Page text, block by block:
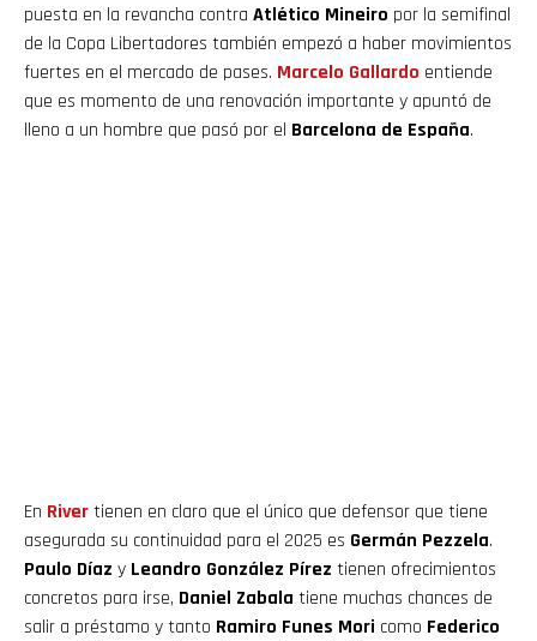
puesta en la revancha contra Atlético Mineiro por la semifinal
de la Copa Libertadores también empezó a haber movimientos
fuertes en el mercado de pases. Marcelo Gallardo entiende
que es momento de una renovación importante y apuntó de
lleno a un hombre que pasó por el Barcelona de España.
En Rivertienen en claro que el único que defensor que tiene
asegurada su continuidad para el 2025 es Germán Pezzela.
Paulo Díaz y Leandro González Pírez tienen ofrecimientos
concretos para irse, Daniel Zabala tiene muchas chances de
salir a préstamo y tanto Ramiro Funes Mori como Federico